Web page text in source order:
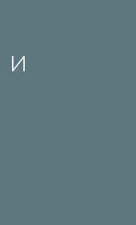
и